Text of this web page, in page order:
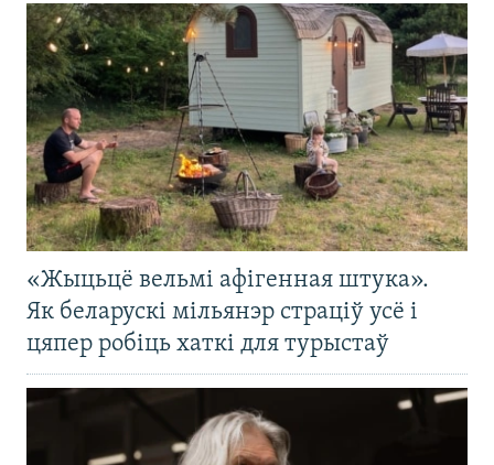
«Жыцьцё вельмі афігенная штука».
Як беларускі мільянэр страціў усё і
цяпер робіць хаткі для турыстаў